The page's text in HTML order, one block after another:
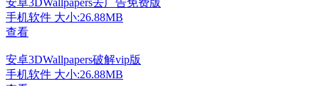
安卓3DWallpapers去广告免费版
手机软件 大小:26.88MB
查看
安卓3DWallpapers破解vip版
手机软件 大小:26.88MB